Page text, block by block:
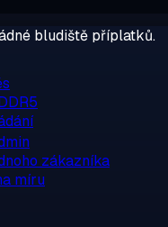
bludiště příplatků.
zákazníka
míru